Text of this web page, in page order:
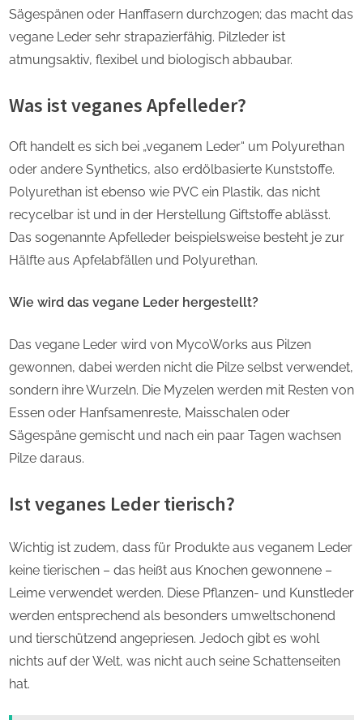
Sägespänen oder Hanffasern durchzogen; das macht das
vegane Leder sehr strapazierfähig. Pilzleder ist
atmungsaktiv, flexibel und biologisch abbaubar.
Was ist veganes Apfelleder?
Oft handelt es sich bei „veganem Leder“ um Polyurethan
oder andere Synthetics, also erdölbasierte Kunststoffe.
Polyurethan ist ebenso wie PVC ein Plastik, das nicht
recycelbar ist und in der Herstellung Giftstoffe ablässt.
Das sogenannte Apfelleder beispielsweise besteht je zur
Hälfte aus Apfelabfällen und Polyurethan.
Wie wird das vegane Leder hergestellt?
Das vegane Leder wird von MycoWorks aus Pilzen
gewonnen, dabei werden nicht die Pilze selbst verwendet,
sondern ihre Wurzeln. Die Myzelen werden mit Resten von
Essen oder Hanfsamenreste, Maisschalen oder
Sägespäne gemischt und nach ein paar Tagen wachsen
Pilze daraus.
Ist veganes Leder tierisch?
Wichtig ist zudem, dass für Produkte aus veganem Leder
keine tierischen – das heißt aus Knochen gewonnene –
Leime verwendet werden. Diese Pflanzen- und Kunstleder
werden entsprechend als besonders umweltschonend
und tierschützend angepriesen. Jedoch gibt es wohl
nichts auf der Welt, was nicht auch seine Schattenseiten
hat.